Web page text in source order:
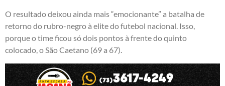
O resultado deixou ainda mais “emocionante” a batalha de
retorno do rubro-negro à elite do futebol nacional. Isso,
porque o time ficou só dois pontos à frente do quinto
colocado, o São Caetano (69 a 67).